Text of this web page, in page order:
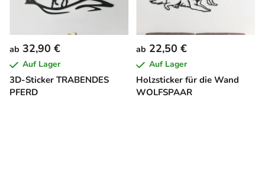
3D-Sticker TRABENDES
PFERD
ab 32,90 €
Auf Lager
Holzsticker für die Wand
WOLFSPAAR
ab 22,50 €
Auf Lager